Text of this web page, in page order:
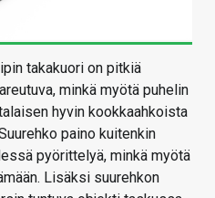
takakuori on pitkiä
minkä myötä puhelin
hyvin kookkaahkoista
paino kuitenkin
pyörittelyä, minkä myötä
Lisäksi suurehkon